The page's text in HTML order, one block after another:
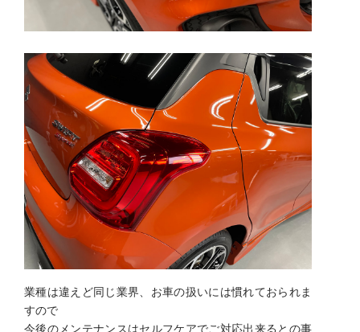
業種は違えど同じ業界、お車の扱いには慣れておられま
すので
今後のメンテナンスはセルフケアでご対応出来るとの事